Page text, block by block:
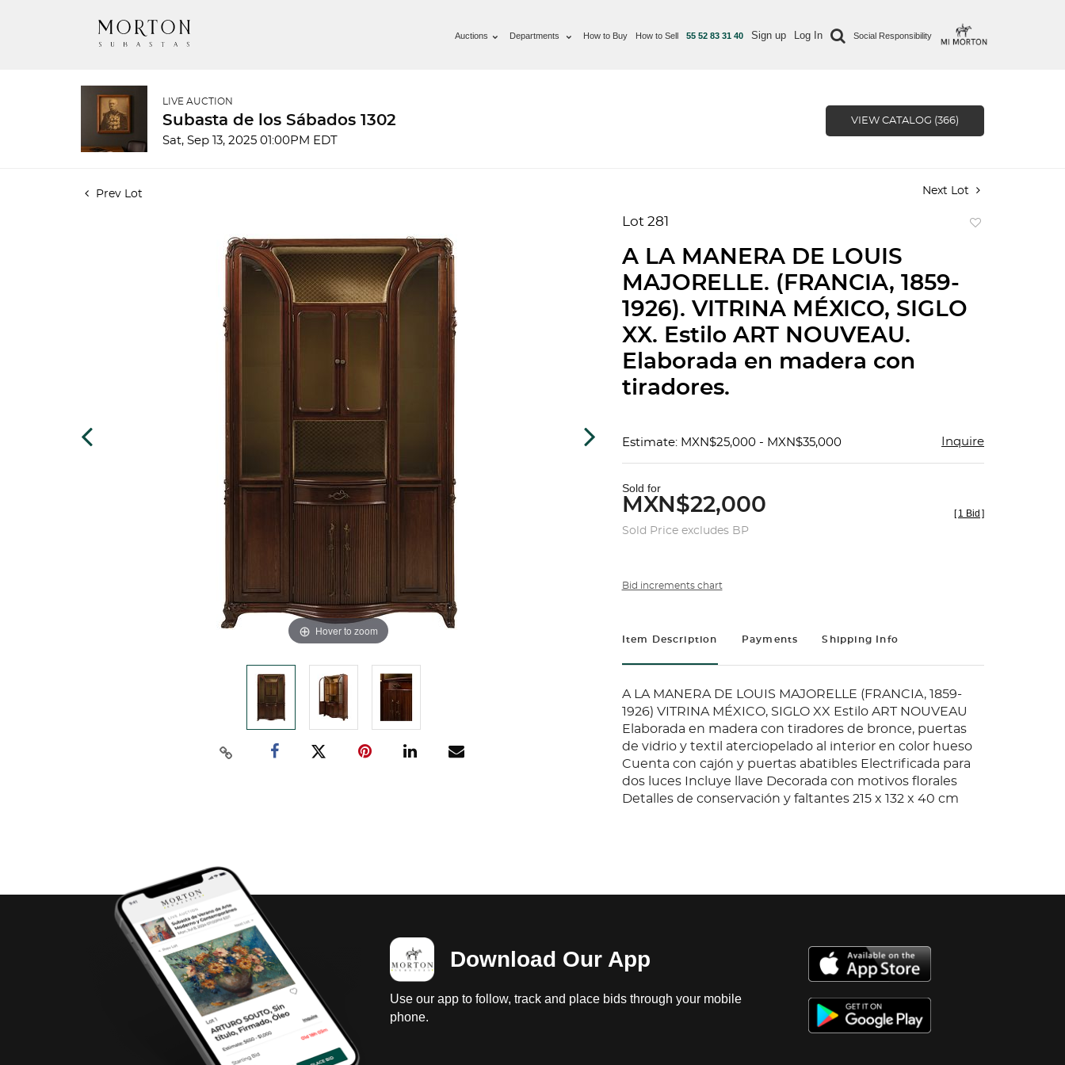
Auctions Departments How to Buy How to Sell 55 52 83 31 40 Sign up Log In Social Responsibility
LIVE AUCTION
Subasta de los Sábados 1302
Sat, Sep 13, 2025 01:00PM EDT
VIEW CATALOG (366)
Prev Lot Next Lot
Hover to zoom
Lot 281
A LA MANERA DE LOUIS
MAJORELLE. (FRANCIA, 1859-
1926). VITRINA MÉXICO, SIGLO
XX. Estilo ART NOUVEAU.
Elaborada en madera con
tiradores.
Estimate: MXN$25,000 - MXN$35,000 Inquire
Sold for
MXN$22,000
Sold Price excludes BP
[ 1 Bid ]
Bid increments chart
Item Description Payments Shipping Info
A LA MANERA DE LOUIS MAJORELLE (FRANCIA, 1859-
1926) VITRINA MÉXICO, SIGLO XX Estilo ART NOUVEAU
Elaborada en madera con tiradores de bronce, puertas
de vidrio y textil aterciopelado al interior en color hueso
Cuenta con cajón y puertas abatibles Electrificada para
dos luces Incluye llave Decorada con motivos florales
Detalles de conservación y faltantes 215 x 132 x 40 cm
Download Our App
Use our app to follow, track and place bids through your mobile
phone.